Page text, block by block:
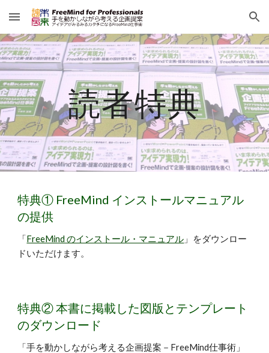
Skip to main content Skip to navigation
読者特典
特典① FreeMind インストールマニュアル
の提供
「FreeMind のインストール・マニュアル 」をダウンロー
ドいただけます。
特典② 本書に掲載した図版とテンプレート
のダウンロード
「手を動かしながら考える企画提案－FreeMind仕事術 」